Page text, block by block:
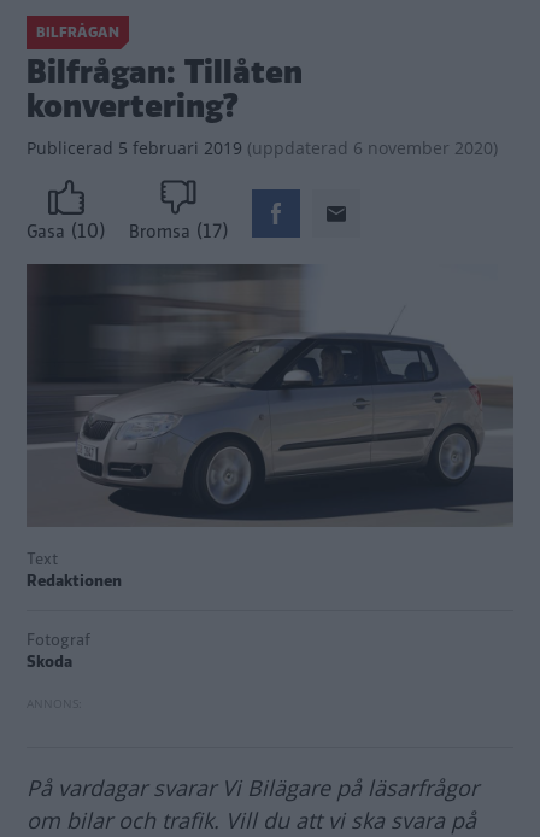
BILFRÅGAN
Bilfrågan: Tillåten
konvertering?
Publicerad 5 februari 2019 (uppdaterad 6 november 2020)
Gasa (10) Bromsa (17)
Text
Redaktionen
Fotograf
Skoda
På vardagar svarar Vi Bilägare på läsarfrågor
om bilar och trafik. Vill du att vi ska svara på